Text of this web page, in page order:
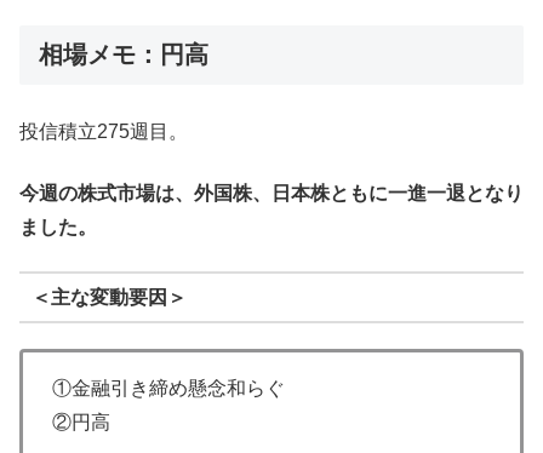
相場メモ：円高
投信積立275週目。
今週の株式市場は、外国株、日本株ともに一進一退となり
ました。
＜主な変動要因＞
①金融引き締め懸念和らぐ
②円高